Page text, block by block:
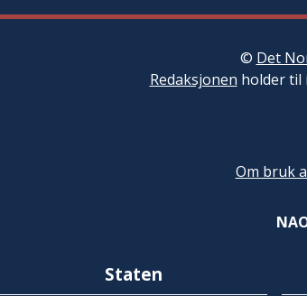
© Det
Redaksjonen holder til
Om bruk
Staten